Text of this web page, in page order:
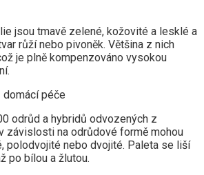
jsou tmavě zelené, kožovité a lesklé a
růží nebo pivoněk. Většina z nich
je plně kompenzováno vysokou
odrůd a hybridů odvozených z
závislosti na odrůdové formě mohou
polodvojité nebo dvojité. Paleta se liší
po bílou a žlutou.